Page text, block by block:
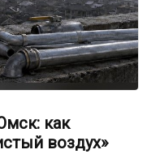
как
воздух»